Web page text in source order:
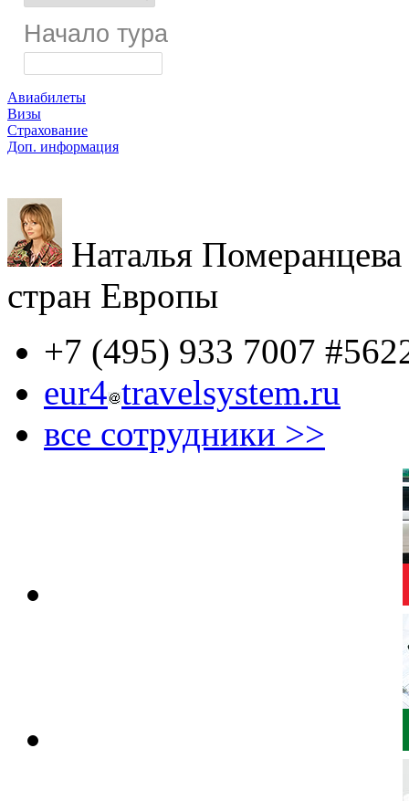
Начало тура
Авиабилеты
Визы
Страхование
Доп. информация
Наталья Померанцева
стран Европы
+7 (495) 933 7007
eur4 travelsystem.ru
все сотрудники >>